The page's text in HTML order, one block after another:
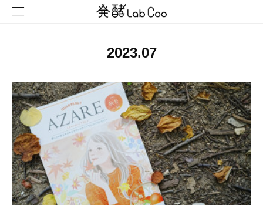
2023.07